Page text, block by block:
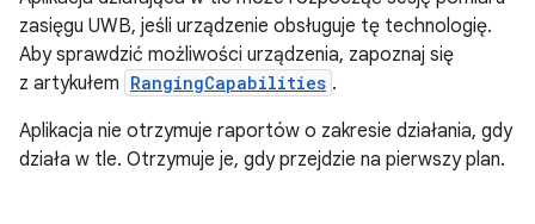
zasięgu UWB, jeśli urządzenie obsługuje tę technologię.
Aby sprawdzić możliwości urządzenia, zapoznaj się
z artykułem RangingCapabilities .
Aplikacja nie otrzymuje raportów o zakresie działania, gdy
działa w tle. Otrzymuje je, gdy przejdzie na pierwszy plan.